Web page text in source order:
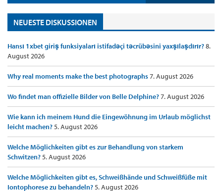
NEUESTE DISKUSSIONEN
Hansı 1xbet giriş funksiyaları istifadəçi təcrübəsini yaxşılaşdırır?8.
August 2026
Why real moments make the best photographs7. August 2026
Wo findet man offizielle Bilder von Belle Delphine?7. August 2026
Wie kann ich meinem Hund die Eingewöhnung im Urlaub möglichst
leicht machen?5. August 2026
Welche Möglichkeiten gibt es zur Behandlung von starkem
Schwitzen?5. August 2026
Welche Möglichkeiten gibt es, Schweißhände und Schweißfüße mit
Iontophorese zu behandeln?5. August 2026